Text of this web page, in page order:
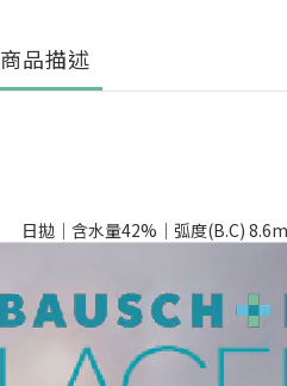
商品描述
日拋｜含水量42%｜弧度(B.C)